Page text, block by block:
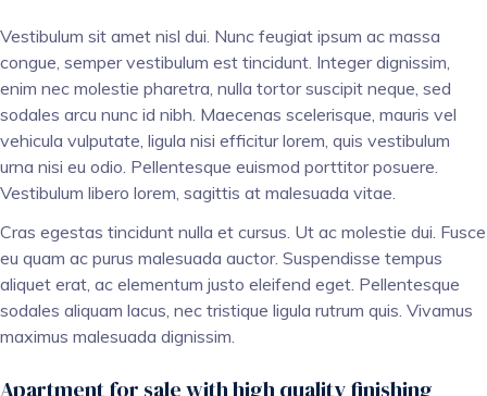
Vestibulum sit amet nisl dui. Nunc feugiat ipsum ac massa
congue, semper vestibulum est tincidunt. Integer dignissim,
enim nec molestie pharetra, nulla tortor suscipit neque, sed
sodales arcu nunc id nibh. Maecenas scelerisque, mauris vel
vehicula vulputate, ligula nisi efficitur lorem, quis vestibulum
urna nisi eu odio. Pellentesque euismod porttitor posuere.
Vestibulum libero lorem, sagittis at malesuada vitae.
Cras egestas tincidunt nulla et cursus. Ut ac molestie dui. Fusce
eu quam ac purus malesuada auctor. Suspendisse tempus
aliquet erat, ac elementum justo eleifend eget. Pellentesque
sodales aliquam lacus, nec tristique ligula rutrum quis. Vivamus
maximus malesuada dignissim.
Apartment for sale with high quality finishing